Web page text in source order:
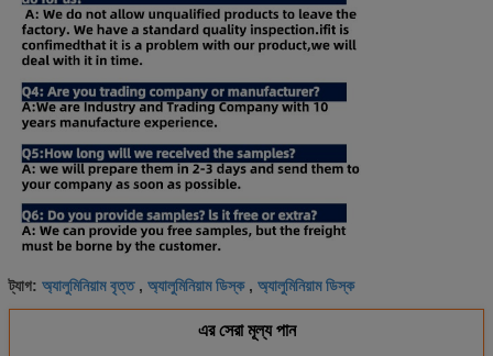
ট্যাগ: অ্যালুমিনিয়াম বৃত্ত, অ্যালুমিনিয়াম ডিস্ক, অ্যালুমিনিয়াম ডিস্ক
এর সেরা মূল্য পান